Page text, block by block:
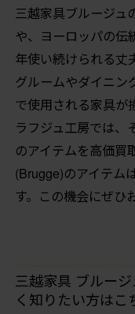
三越家具ブルージュ
や、ヨーロッパの伝
年使い続けられる丈
グルームやダイニン
で使用される家具が
ラフジュ工房では、
のアイテムを高価買
(Brugge)のアイテム
す。この機会にぜひ
三越家具 ブルー
く知りたい方はこ